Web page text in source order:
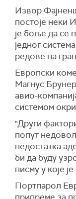
Извор
постоје неки
је боље да се
једног
редове на
Европски
Магнус
авио-
системом
"Други
попут
недостатка
би да буду
писму у које
Портпарол
припреме за